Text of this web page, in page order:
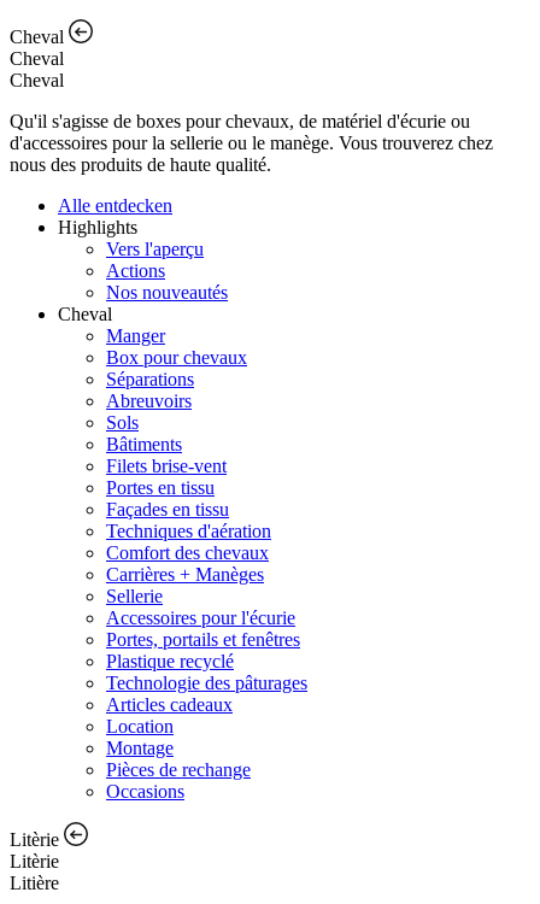
Cheval
Cheval
Cheval
Qu'il s'agisse de boxes pour chevaux, de matériel d'écurie ou
d'accessoires pour la sellerie ou le manège. Vous trouverez chez
nous des produits de haute qualité.
Alle entdecken
Highlights
Vers l'aperçu
Actions
Nos nouveautés
Cheval
Manger
Box pour chevaux
Séparations
Abreuvoirs
Sols
Bâtiments
Filets brise-vent
Portes en tissu
Façades en tissu
Techniques d'aération
Comfort des chevaux
Carrières + Manèges
Sellerie
Accessoires pour l'écurie
Portes, portails et fenêtres
Plastique recyclé
Technologie des pâturages
Articles cadeaux
Location
Montage
Pièces de rechange
Occasions
Litèrie
Litèrie
Litière